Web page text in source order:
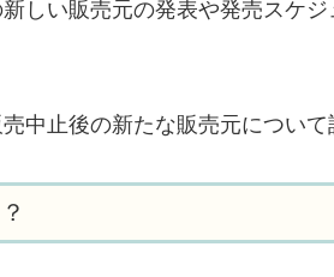
しい販売元の発表や発売スケ
中止後の新たな販売元について